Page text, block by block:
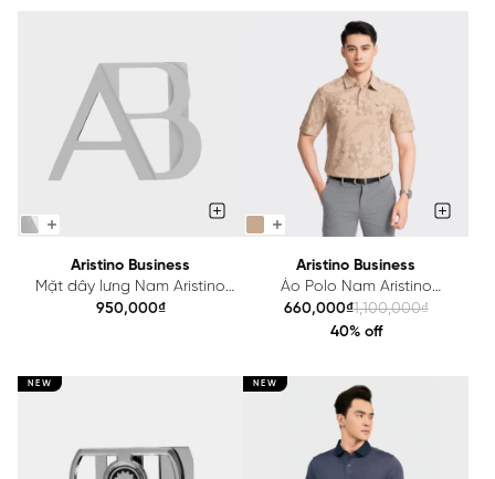
Aristino Business
Mặt dây lưng Nam Aristino
Business 1BK0020Z
950,000₫
Aristino Business
Áo Polo Nam Aristino
Business 1PS011AZ
660,000₫1,100,000₫
40% off
NEW NEW